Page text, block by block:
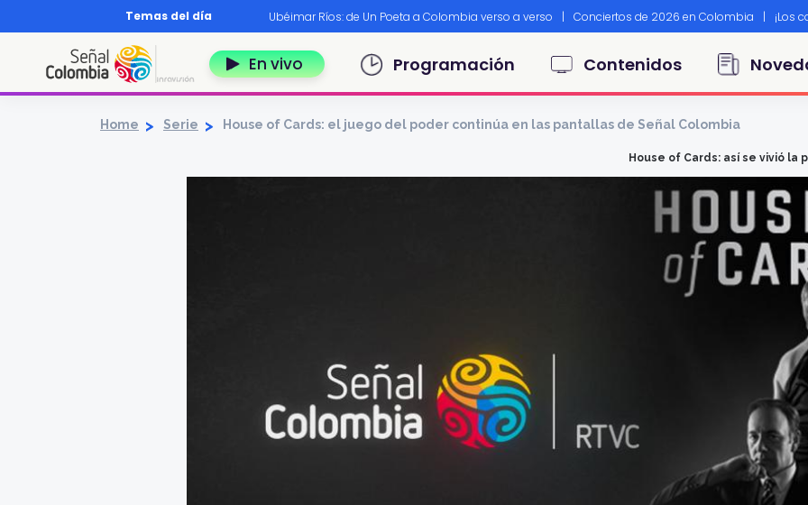
Pasar al contenido principal
Temas del día
Diccionario nariñense | Murió Leo Dan Ubéimar Ríos: de Un Poeta a Colombia verso a verso | Conciertos de 2026 en Colombia | ¡Los
En vivo Navegación principalProgramación Contenidos
Home Serie House of Cards: el juego del poder continúa en las pantallas de Señal Colombia
House of Cards: así se vivió la